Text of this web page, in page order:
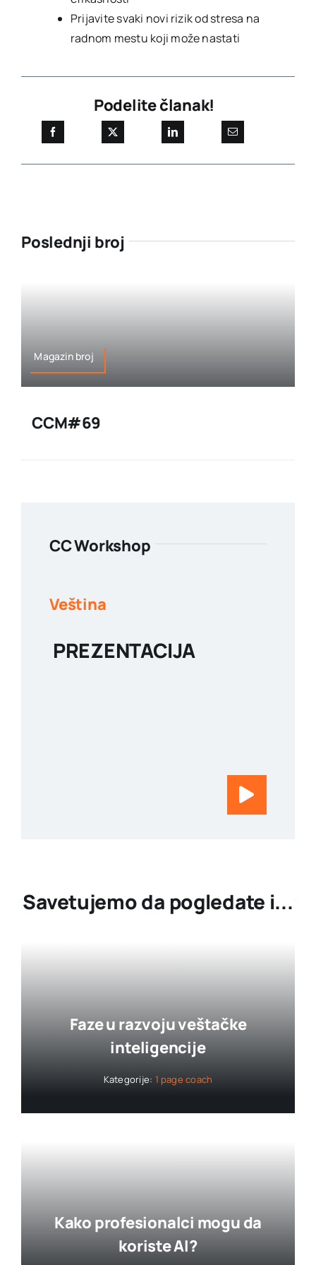
Prijavite svaki novi rizik od stresa na
radnom mestu koji može nastati
Podelite članak!
Poslednji broj
Magazin broj
CCM#69
CC Workshop
Veština
PREZENTACIJA
Savetujemo da pogledate i...
Faze u razvoju veštačke
inteligencije
Kategorije: 1 page coach
Kako profesionalci mogu da
koriste AI?